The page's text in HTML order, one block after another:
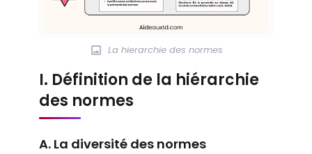
La hierarchie des normes
I. Définition de la hiérarchie
des normes
A. La diversité des normes